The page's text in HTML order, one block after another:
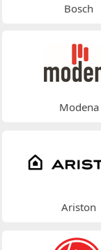
Bosch
Modena
Ariston